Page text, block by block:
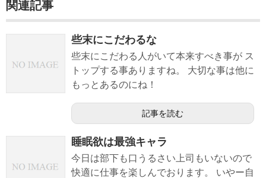
関連記事
些末にこだわるな
些末にこだわる人がいて本来すべき事が ス
トップする事ありますね。 大切な事は他に
もっとあるのにね！
記事を読む
睡眠欲は最強キャラ
今日は部下も口うるさい上司もいないので
快適に仕事を楽しんでおります。 いやー自